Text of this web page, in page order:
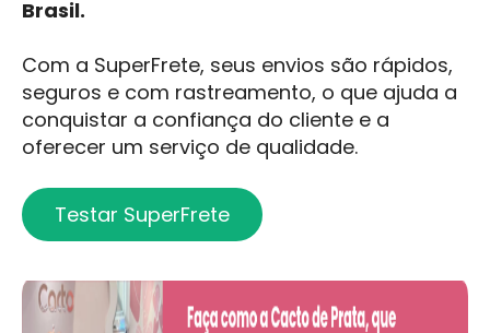
Brasil.
Com a SuperFrete, seus envios são rápidos,
seguros e com rastreamento, o que ajuda a
conquistar a confiança do cliente e a
oferecer um serviço de qualidade.
Testar SuperFrete